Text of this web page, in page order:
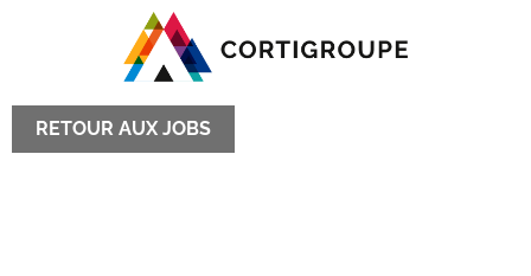
RETOUR AUX JOBS